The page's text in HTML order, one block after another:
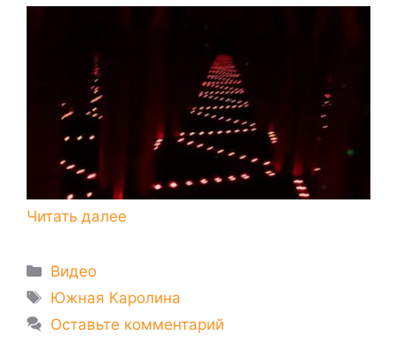
Рубрики
Видео
Метки
Южная Каролина
Оставьте комментарий